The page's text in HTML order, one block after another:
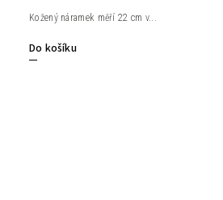
Do košíku
Kožený náramek měří 22 cm v...